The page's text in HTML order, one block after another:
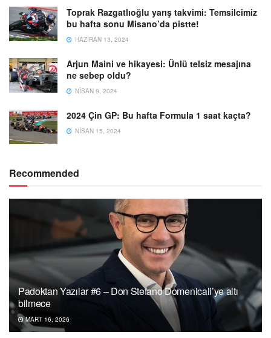
Toprak Razgatlıoğlu yarış takvimi: Temsilcimiz
bu hafta sonu Misano’da pistte!
HAZIRAN 13, 2024
Arjun Maini ve hikayesi: Ünlü telsiz mesajına
ne sebep oldu?
NISAN 9, 2024
2024 Çin GP: Bu hafta Formula 1 saat kaçta?
NISAN 15, 2024
Recommended
Padoktan Yazılar #6 – Don Stefano Domenicali’ye altı
bilmece
MART 16, 2026